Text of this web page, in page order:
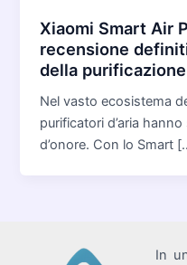
Xiaomi Smart Air
recensione
della purificazione
Nel vasto ecosistema
purificatori d’aria
d’onore. Con lo Smart
In